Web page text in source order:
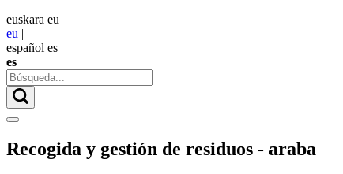
euskara eu
eu |
español es
es
Recogida y gestión de residuos - araba